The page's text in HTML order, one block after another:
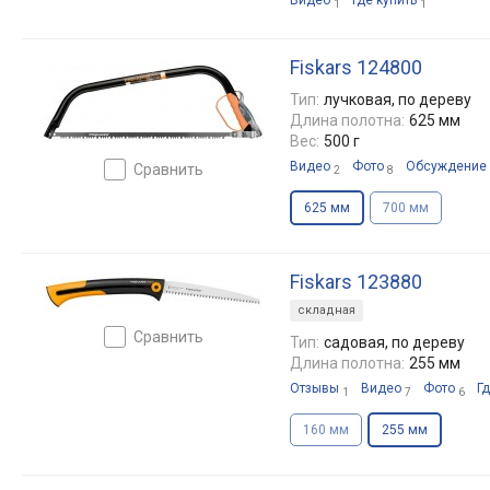
1 1
сравнить
Fiskars 124800
Тип: лучковая, по дереву
Длина полотна: 625 мм
Вес: 500 г
Видео 2 Фото 8 Обсуждение
625 мм 700 мм
сравнить
Fiskars 123880
складная
Тип: садовая, по дереву
Длина полотна: 255 мм
Отзывы 1 Видео 7 Фото 6
160 мм 255 мм